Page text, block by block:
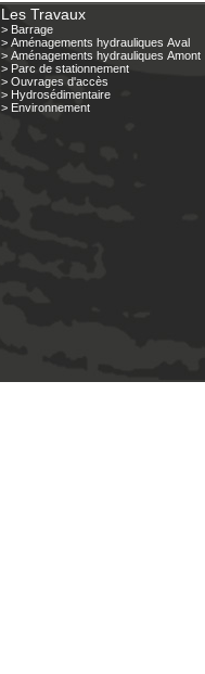
Les Travaux
> Barrage
> Aménagements hydrauliques Aval
> Aménagements hydrauliques Amont
> Parc de stationnement
> Ouvrages d'accès
> Hydrosédimentaire
> Environnement